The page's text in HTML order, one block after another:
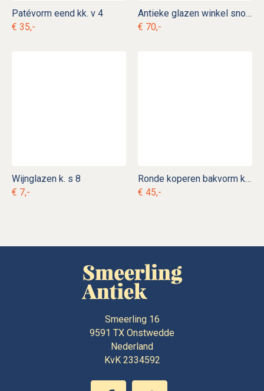
Patévorm eend kk. v 4
€ 35,-
Antieke glazen winkel snoeppot
€ 70,-
Wijnglazen k. s 8
€ 7,-
Ronde koperen bakvorm kk. p 10
€ 45,-
Smeerling 16
9591 TX Onstwedde
Nederland
KvK 2334592